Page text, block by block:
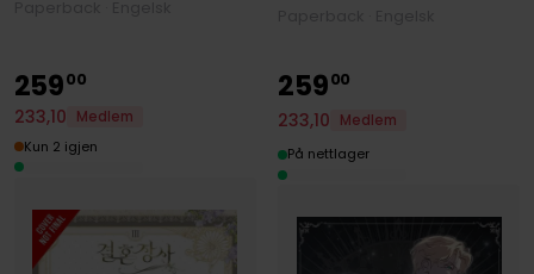
25900
233,10
Medlem
Kun 2 igjen
25900
233,10
Medlem
På nettlager